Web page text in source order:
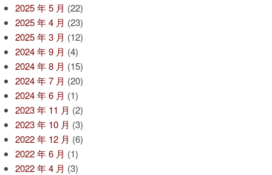
2025 年 5 月 (22)
2025 年 4 月 (23)
2025 年 3 月 (12)
2024 年 9 月 (4)
2024 年 8 月 (15)
2024 年 7 月 (20)
2024 年 6 月 (1)
2023 年 11 月 (2)
2023 年 10 月 (3)
2022 年 12 月 (6)
2022 年 6 月 (1)
2022 年 4 月 (3)